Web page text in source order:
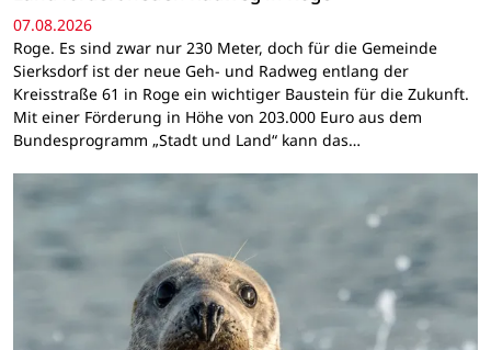
07.08.2026
Roge. Es sind zwar nur 230 Meter, doch für die Gemeinde
Sierksdorf ist der neue Geh- und Radweg entlang der
Kreisstraße 61 in Roge ein wichtiger Baustein für die Zukunft.
Mit einer Förderung in Höhe von 203.000 Euro aus dem
Bundesprogramm „Stadt und Land“ kann das…